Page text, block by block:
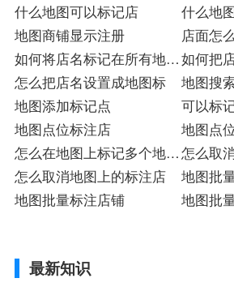
入驻
什么地图可以标记店
什么地
地图商铺显示注册
店面怎
如何将店名标记在所有地图
里标
如何把
驻
怎么把店名设置成地图标
地图搜
地图添加标记点
可以标
地图点位标注店
地图点
怎么在地图上标记多个地址
入驻
怎么取
怎么取消地图上的标注店
地图批
地图批量标注店铺
地图批
最新知识